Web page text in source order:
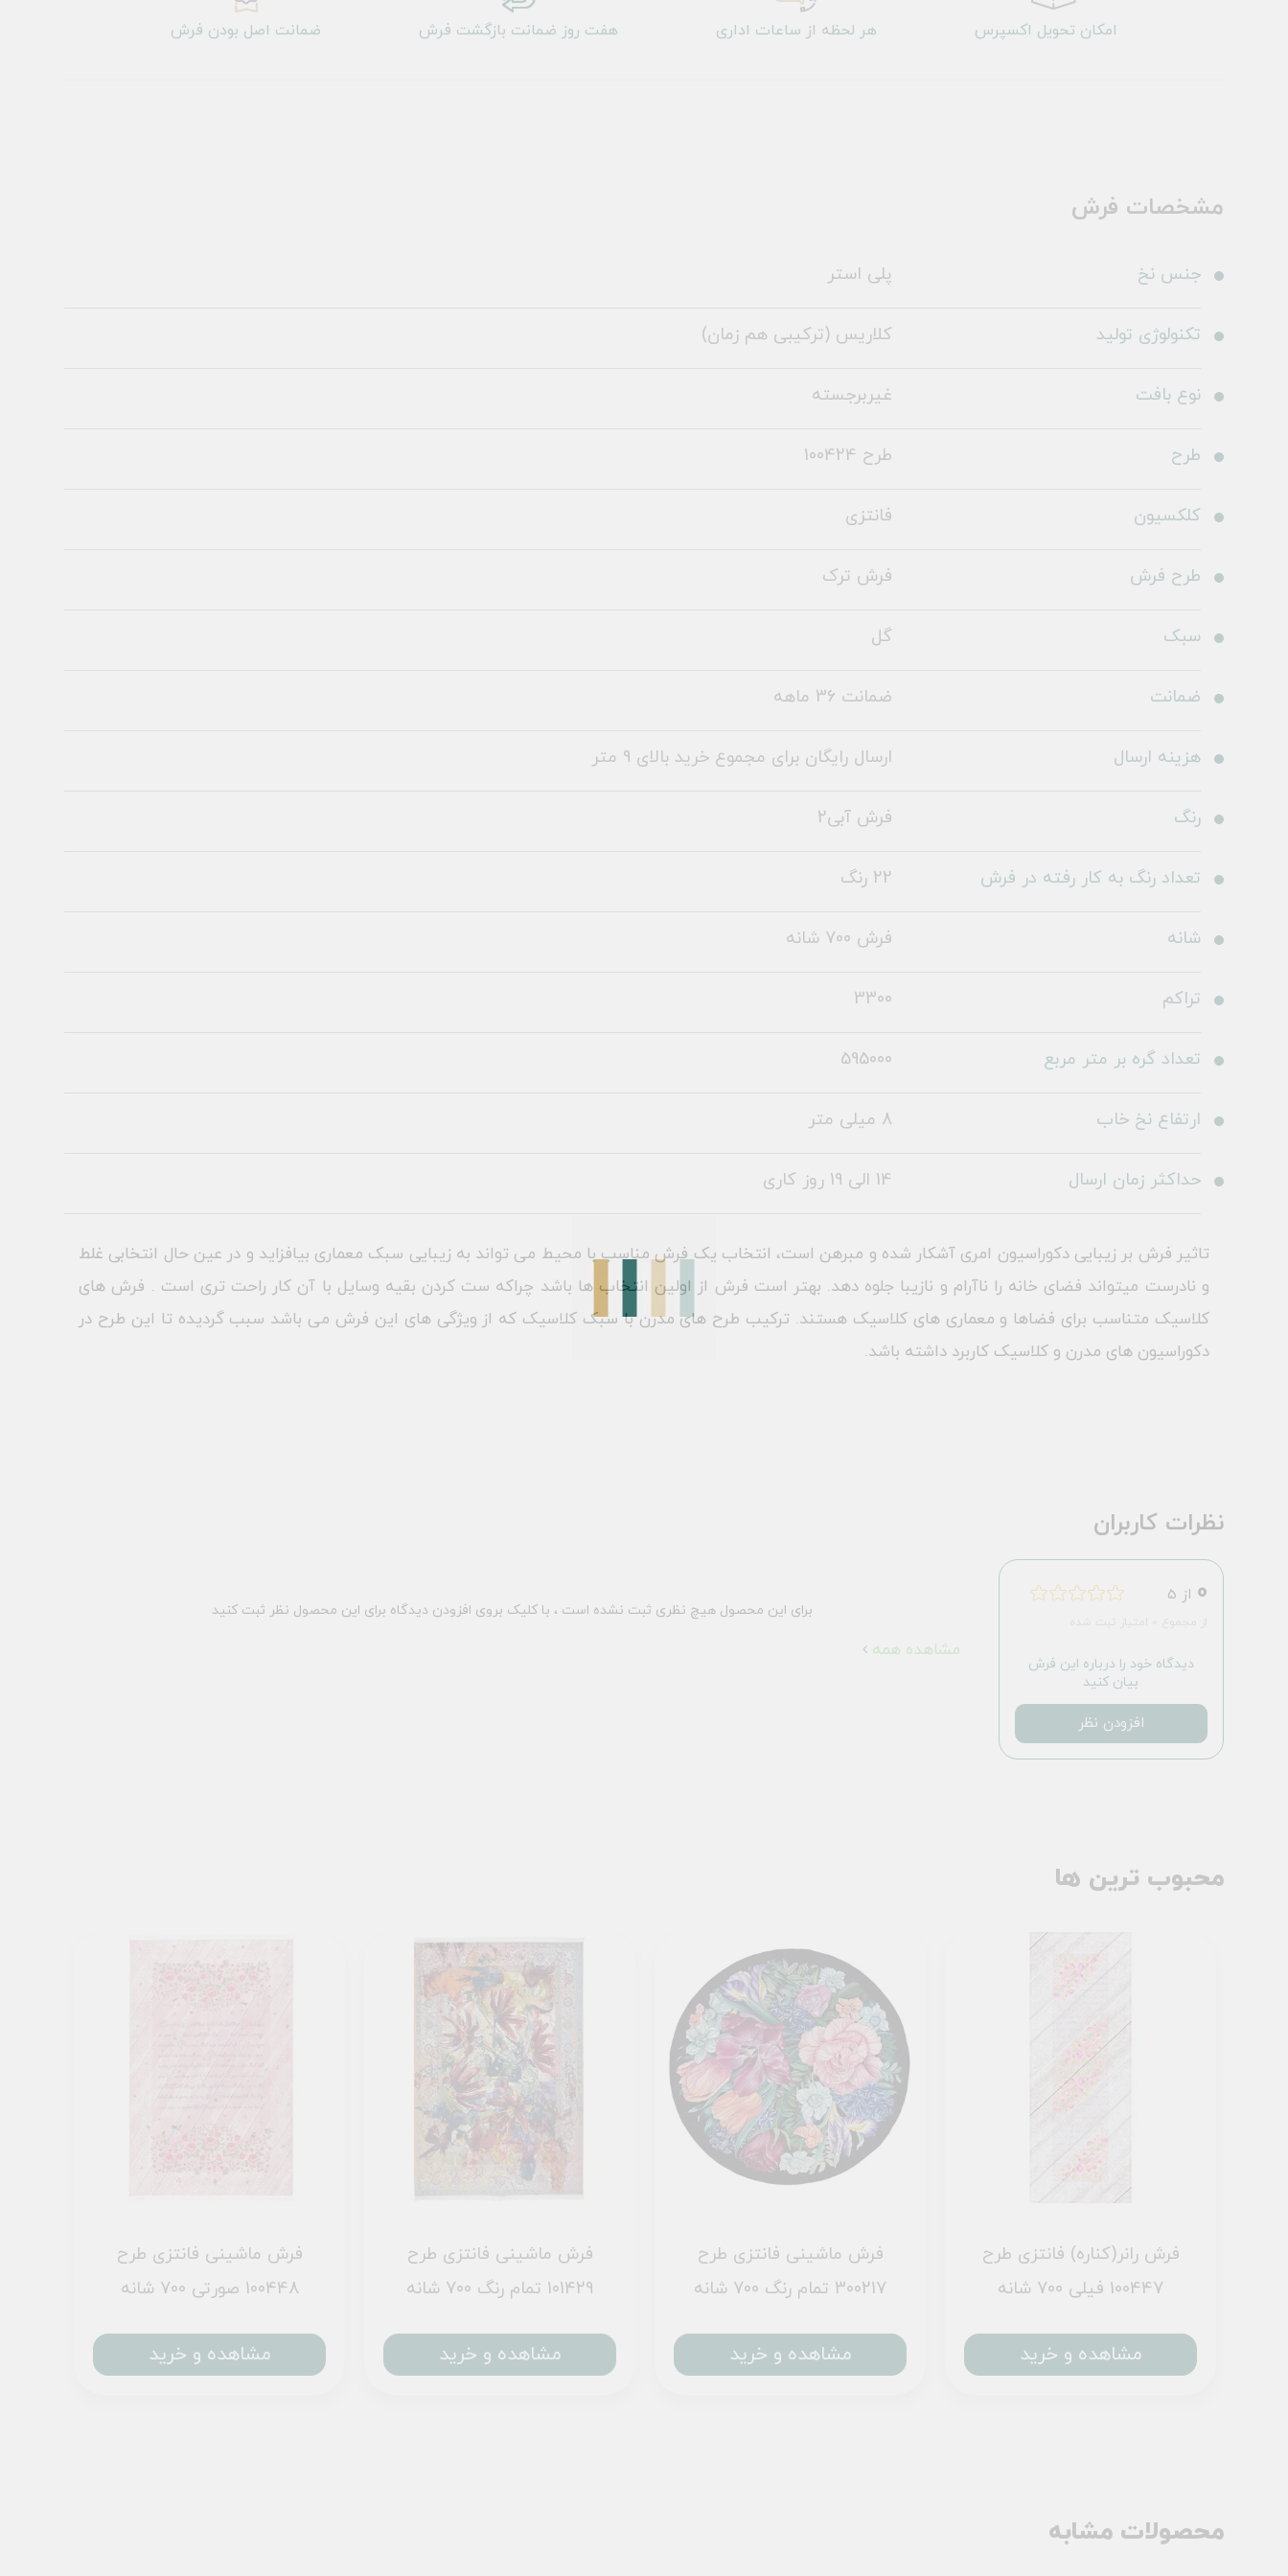
امکان تحویل اکسپرس هر لحظه از ساعات اداری هفت روز ضمانت بازگشت فرش ضمانت اصل بودن فرش
مشخصات فرش
جنس نخ پلی استر
تکنولوژی تولید کلاریس (ترکیبی هم زمان)
نوع بافت غیربرجسته
طرح طرح 100424
کلکسیون فانتزی
طرح فرش فرش ترک
سبک گل
ضمانت ضمانت 36 ماهه
هزینه ارسال ارسال رایگان برای مجموع خرید بالای 9 متر
رنگ فرش آبی2
تعداد رنگ به کار رفته در فرش 22 رنگ
شانه فرش 700 شانه
تراکم 3300
تعداد گره بر متر مربع 595000
ارتفاع نخ خاب 8 میلی متر
حداکثر زمان ارسال 14 الی 19 روز کاری
تاثیر فرش بر زیبایی دکوراسیون امری آشکار شده و مبرهن است، انتخاب یک فرش مناسب با محیط می تواند به زیبایی سبک معماری بیافزاید و در عین حال انتخابی غلط
و نادرست میتواند فضای خانه را ناآرام و نازیبا جلوه دهد. بهتر است فرش از اولین انتخاب ها باشد چراکه ست کردن بقیه وسایل با آن کار راحت تری است . فرش های
کلاسیک متناسب برای فضاها و معماری های کلاسیک هستند. ترکیب طرح های مدرن با سبک کلاسیک که از ویژگی های این فرش می باشد سبب گردیده تا این طرح در
دکوراسیون های مدرن و کلاسیک کاربرد داشته باشد.
نظرات کاربران
0 از 5
دیدگاه خود را درباره این فرش
بیان کنید
افزودن نظر
برای این محصول هیچ نظری ثبت نشده است ، با کلیک بروی افزودن دیدگاه برای این محصول نظر ثبت کنید
مشاهده همه
محبوب ترین ها
فرش ماشینی فانتزی طرح
100448 صورتی 700 شانه
مشاهده و خرید
فرش ماشینی فانتزی طرح
101429 تمام رنگ 700 شانه
مشاهده و خرید
فرش ماشینی فانتزی طرح
300217 تمام رنگ 700 شانه
مشاهده و خرید
فرش رانر(کناره) فانتزی طرح
100447 فیلی 700 شانه
مشاهده و خرید
محصولات مشابه